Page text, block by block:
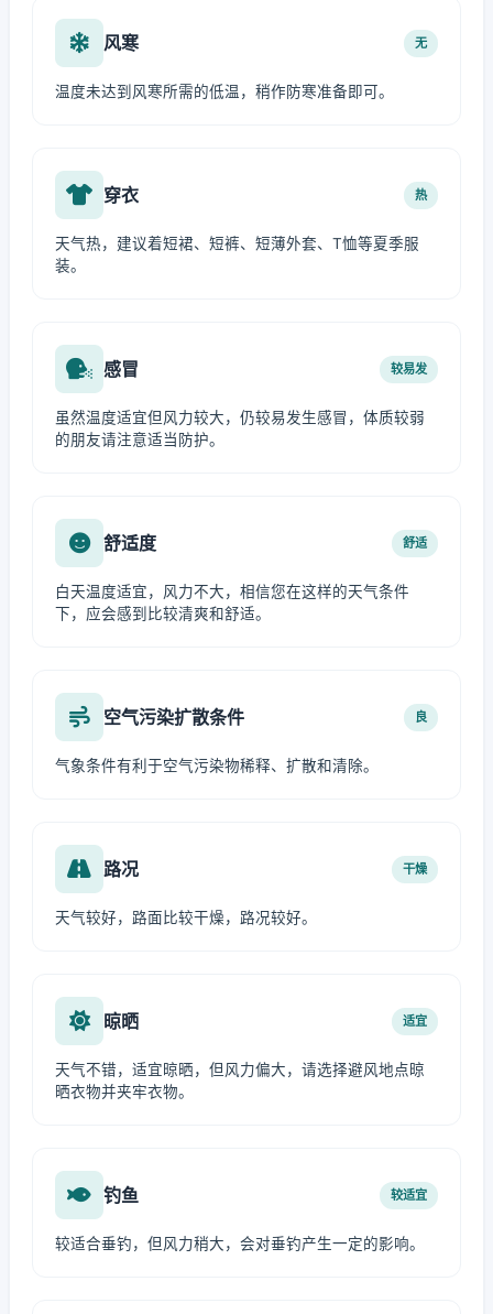
风寒 无
温度未达到风寒所需的低温，稍作防寒准备即可。
穿衣 热
天气热，建议着短裙、短裤、短薄外套、T恤等夏季服
装。
感冒 较易发
虽然温度适宜但风力较大，仍较易发生感冒，体质较弱
的朋友请注意适当防护。
舒适度 舒适
白天温度适宜，风力不大，相信您在这样的天气条件
下，应会感到比较清爽和舒适。
空气污染扩散条件 良
气象条件有利于空气污染物稀释、扩散和清除。
路况 干燥
天气较好，路面比较干燥，路况较好。
晾晒 适宜
天气不错，适宜晾晒，但风力偏大，请选择避风地点晾
晒衣物并夹牢衣物。
钓鱼 较适宜
较适合垂钓，但风力稍大，会对垂钓产生一定的影响。